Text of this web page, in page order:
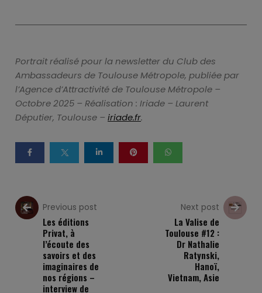
Portrait réalisé pour la newsletter du Club des
Ambassadeurs de Toulouse Métropole, publiée par
l’Agence d’Attractivité de Toulouse Métropole –
Octobre 2025 – Réalisation : Iriade – Laurent
Députier, Toulouse –iriade.fr.
Previous post
Les éditions
Privat, à
l’écoute des
savoirs et des
imaginaires de
nos régions –
interview de
Next post
La Valise de
Toulouse #12 :
Dr Nathalie
Ratynski,
Hanoï,
Vietnam, Asie